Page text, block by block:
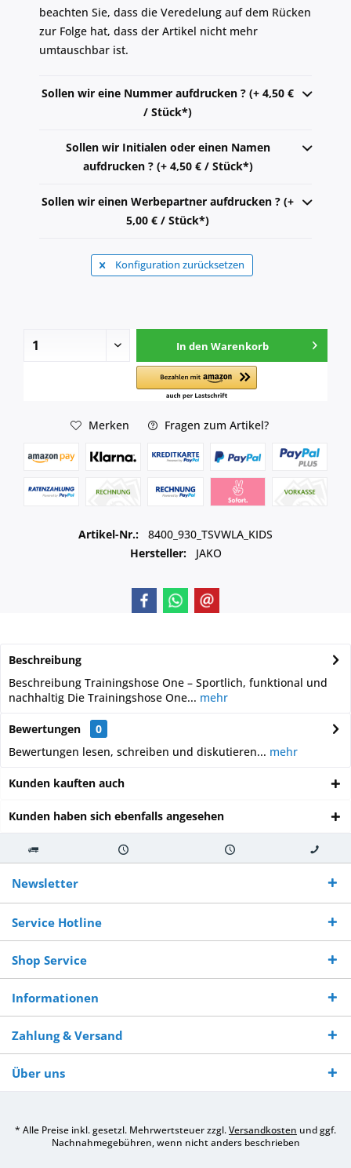
beachten Sie, dass die Veredelung auf dem Rücken
zur Folge hat, dass der Artikel nicht mehr
umtauschbar ist.
Sollen wir eine Nummer aufdrucken ? (+ 4,50 €
/ Stück*)
Sollen wir Initialen oder einen Namen
aufdrucken ? (+ 4,50 € / Stück*)
Sollen wir einen Werbepartner aufdrucken ? (+
5,00 € / Stück*)
Konfiguration zurücksetzen
In den Warenkorb
Merken Fragen zum Artikel?
Artikel-Nr.:
8400_930_TSVWLA_KIDS
Hersteller:
JAKO
Beschreibung
Beschreibung Trainingshose One – Sportlich, funktional und
nachhaltig Die Trainingshose One... mehr
Bewertungen
0
Bewertungen lesen, schreiben und diskutieren... mehr
Kunden kauften auch
Kunden haben sich ebenfalls angesehen
Kostenloser
Versand ab €
250,-
Versand innerhalb von Versand von So erreichen
Sie uns 0160
970 511 90
Newsletter
Service Hotline
Shop Service
Informationen
Zahlung & Versand
Über uns
* Alle Preise inkl. gesetzl. Mehrwertsteuer zzgl.Versandkosten und ggf.
Nachnahmegebühren, wenn nicht anders beschrieben